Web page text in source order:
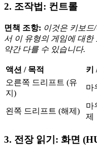
2. 조작법: 컨트롤
면책 조항: 이것은 키보드
서 이 유형의 게임에 대
약간 다를 수 있습니다.
액션 / 목적
키
오른쪽 드리프트 (유
지)
마
왼쪽 드리프트 (해제)
마
제
3. 전장 읽기: 화면